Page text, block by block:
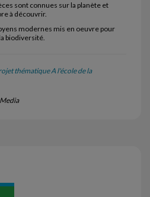
sont connues sur la planète et
à découvrir.
modernes mis en oeuvre pour
biodiversité.
thématique A l'école de la